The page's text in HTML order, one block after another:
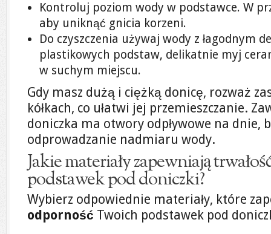
Kontroluj poziom wody w podstawce. W
aby uniknąć gnicia korzeni.
Do czyszczenia używaj wody z łagodnym
plastikowych podstaw, delikatnie myj
w suchym miejscu.
Gdy masz dużą i ciężką donicę, rozważ
kółkach, co ułatwi jej przemieszczanie.
doniczka ma otwory odpływowe na dnie,
odprowadzanie nadmiaru wody.
Jakie materiały zapewniają
podstawek pod doniczki?
Wybierz odpowiednie materiały, które
odporność Twoich podstawek pod